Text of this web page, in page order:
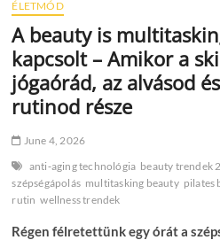
ÉLETMÓD
A beauty is
kapcsolt – Amikor a
jógaórád, az alvásod
rutinod része
June 4, 2026
anti‑aging technológia beauty trendek
szépségápolás multitasking beauty pilates
rutin wellness trendek
Régen félretettünk egy órát a